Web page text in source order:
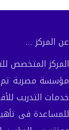
عن المركز ...
المركز المتخصص
مؤسسة مصرية تم
خدمات التدريب
للمساعدة فى